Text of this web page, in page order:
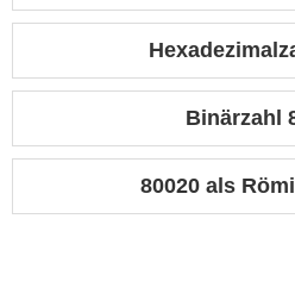
Binärzahl
80020 als